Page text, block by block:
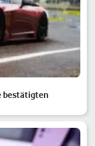
bestätigten